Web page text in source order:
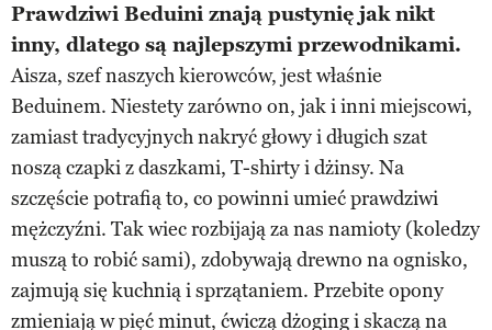
Prawdziwi Beduini znają pustynię jak nikt
inny, dlatego są najlepszymi przewodnikami.
Aisza, szef naszych kierowców, jest właśnie
Beduinem. Niestety zarówno on, jak i inni miejscowi,
zamiast tradycyjnych nakryć głowy i długich szat
noszą czapki z daszkami, T-shirty i dżinsy. Na
szczęście potrafią to, co powinni umieć prawdziwi
mężczyźni. Tak wiec rozbijają za nas namioty (koledzy
muszą to robić sami), zdobywają drewno na ognisko,
zajmują się kuchnią i sprzątaniem. Przebite opony
zmieniają w pięć minut, ćwiczą dżoging i skaczą na